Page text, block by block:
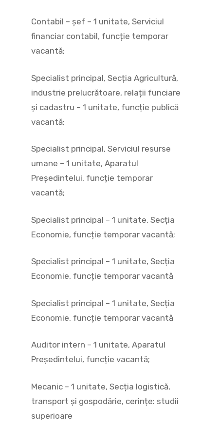
Contabil – șef – 1 unitate, Serviciul
financiar contabil, funcție temporar
vacantă;
Specialist principal, Secția Agricultură,
industrie prelucrătoare, relații funciare
și cadastru – 1 unitate, funcție publică
vacantă;
Specialist principal, Serviciul resurse
umane – 1 unitate, Aparatul
Președintelui, funcție temporar
vacantă;
Specialist principal – 1 unitate, Secția
Economie, funcție temporar vacantă;
Specialist principal – 1 unitate, Secția
Economie, funcție temporar vacantă
Specialist principal – 1 unitate, Secția
Economie, funcție temporar vacantă
Auditor intern – 1 unitate, Aparatul
Președintelui, funcție vacantă;
Mecanic – 1 unitate, Secția logistică,
transport și gospodărie, cerințe: studii
superioare